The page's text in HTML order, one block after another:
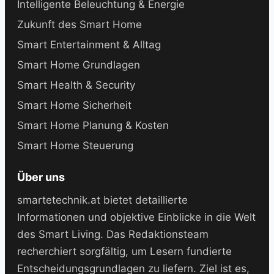
Intelligente Beleuchtung & Energie
Zukunft des Smart Home
Smart Entertainment & Alltag
Smart Home Grundlagen
Smart Health & Security
Smart Home Sicherheit
Smart Home Planung & Kosten
Smart Home Steuerung
Über uns
smartetechnik.at bietet detaillierte
Informationen und objektive Einblicke in die Welt
des Smart Living. Das Redaktionsteam
recherchiert sorgfältig, um Lesern fundierte
Entscheidungsgrundlagen zu liefern. Ziel ist es,